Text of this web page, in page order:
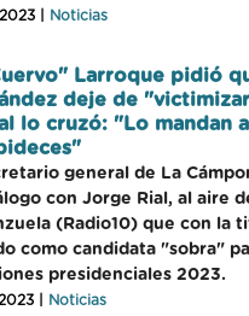
| Noticias
Larroque pidió
deje de
lo cruzó: "Lo mandan
general de La
con Jorge Rial, al aire
(Radio10) que con la
como candidata "sobra"
presidenciales 2023.
| Noticias